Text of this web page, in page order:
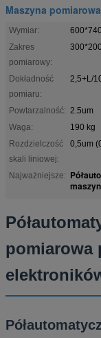
Maszyna
Wymiar:
Zakres
pomiarowy:
Dokładność
pomiaru:
2,5+L/
Powtarzalność: 2.5um
Waga:
190 kg
Rozdzielczość
skali liniowej:
0,5um
Najważniejsze:
pomiarowa